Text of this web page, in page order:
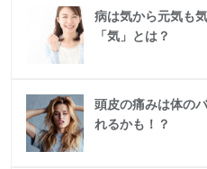
病は気から元気も
「気」とは？
頭皮の痛みは体の
れるかも！？